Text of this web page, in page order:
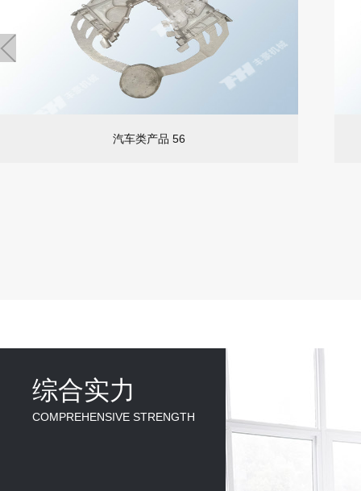
汽车类产品 56
综合实力
COMPREHENSIVE STRENGTH